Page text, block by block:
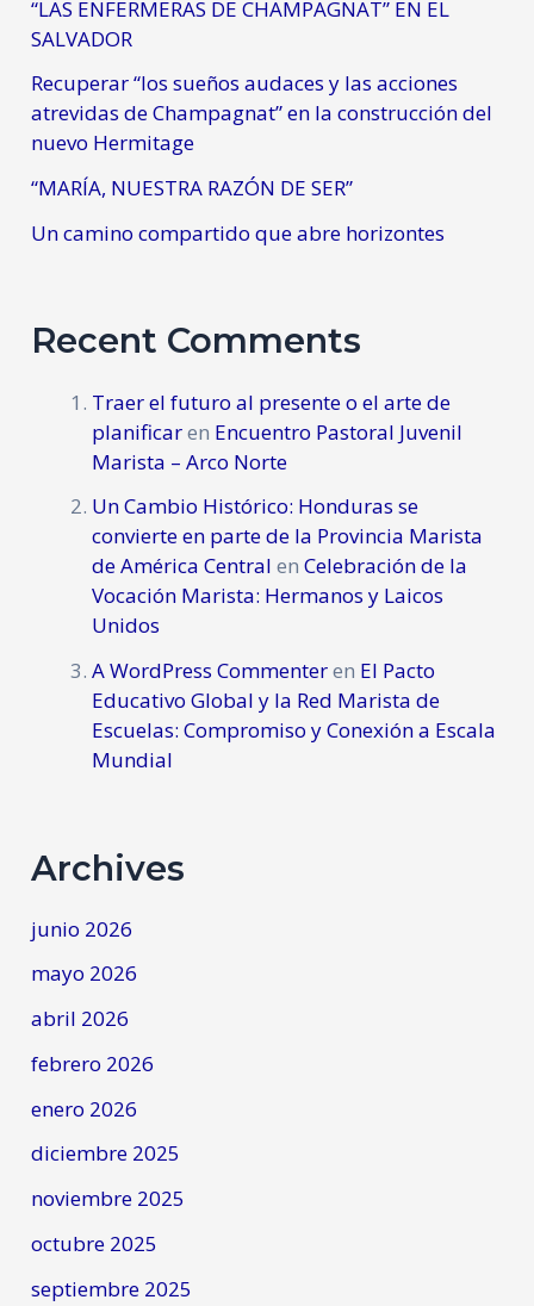
“LAS ENFERMERAS DE CHAMPAGNAT” EN EL
SALVADOR
Recuperar “los sueños audaces y las acciones
atrevidas de Champagnat” en la construcción del
nuevo Hermitage
“MARÍA, NUESTRA RAZÓN DE SER”
Un camino compartido que abre horizontes
Recent Comments
Traer el futuro al presente o el arte de
planificaren Encuentro Pastoral Juvenil
Marista – Arco Norte
Un Cambio Histórico: Honduras se
convierte en parte de la Provincia Marista
de América Central enCelebración de la
Vocación Marista: Hermanos y Laicos
Unidos
A WordPress Commenteren El Pacto
Educativo Global y la Red Marista de
Escuelas: Compromiso y Conexión a Escala
Mundial
Archives
junio 2026
mayo 2026
abril 2026
febrero 2026
enero 2026
diciembre 2025
noviembre 2025
octubre 2025
septiembre 2025